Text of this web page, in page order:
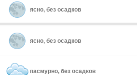
ясно, без осадков
ясно, без осадков
пасмурно, без осадков